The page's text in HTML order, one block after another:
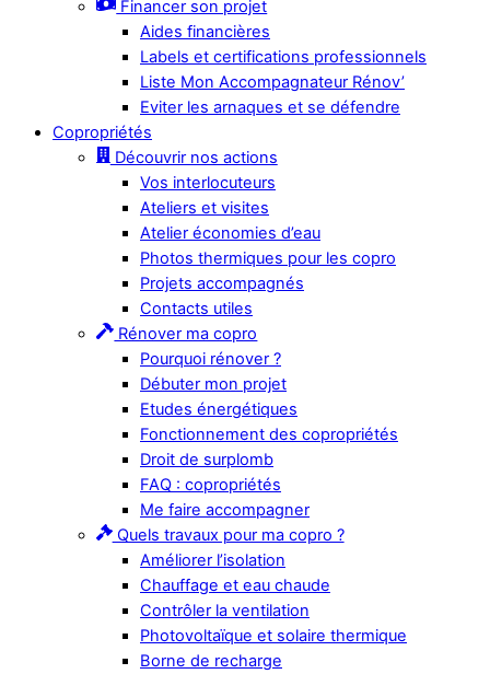
Financer son projet
Aides financières
Labels et certifications professionnels
Liste Mon Accompagnateur Rénov’
Eviter les arnaques et se défendre
Copropriétés
Découvrir nos actions
Vos interlocuteurs
Ateliers et visites
Atelier économies d’eau
Photos thermiques pour les copro
Projets accompagnés
Contacts utiles
Rénover ma copro
Pourquoi rénover ?
Débuter mon projet
Etudes énergétiques
Fonctionnement des copropriétés
Droit de surplomb
FAQ : copropriétés
Me faire accompagner
Quels travaux pour ma copro ?
Améliorer l’isolation
Chauffage et eau chaude
Contrôler la ventilation
Photovoltaïque et solaire thermique
Borne de recharge